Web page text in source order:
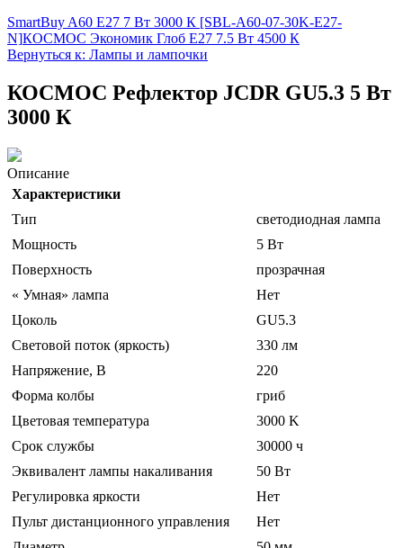
SmartBuy A60 E27 7 Вт 3000 К [SBL-A60-07-30K-E27-
N]КОСМОС Экономик Глоб Е27 7.5 Вт 4500 К
Вернуться к: Лампы и лампочки
КОСМОС Рефлектор JCDR GU5.3 5 Вт
3000 К
Описание
Характеристики
Тип
светодиодная лампа
Мощность
5 Вт
Поверхность
прозрачная
« Умная» лампа
Нет
Цоколь
GU5.3
Световой поток (яркость)
330 лм
Напряжение, В
220
Форма колбы
гриб
Цветовая температура
3000 K
Срок службы
30000 ч
Эквивалент лампы накаливания
50 Вт
Регулировка яркости
Нет
Пульт дистанционного управления
Нет